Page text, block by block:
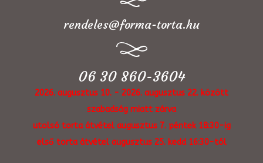
rendeles@forma-torta.hu
06 30 860-3604
2026. augusztus 10. - 2026. augusztus 22. között
szabadság miatt zárva
utolsó torta átvétel augusztus 7. péntek 18:30-ig
első torta átvétel augusztus 25. kedd 16:30-tól